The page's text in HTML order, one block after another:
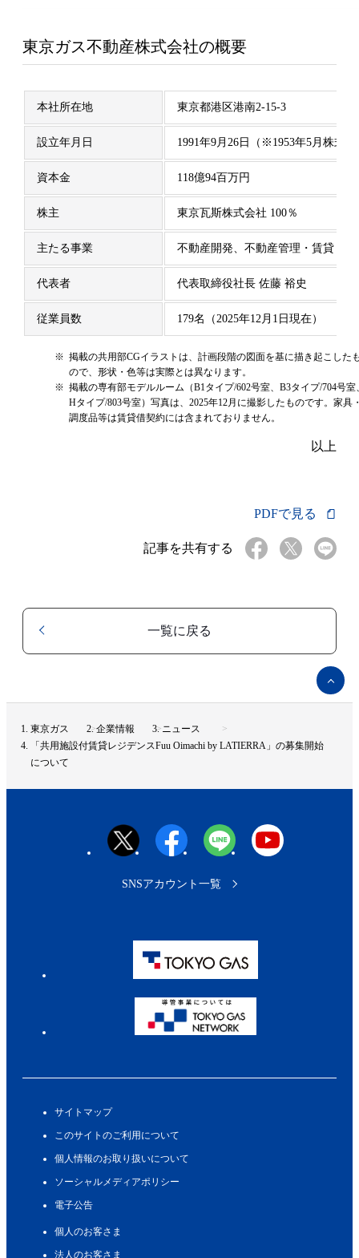
東京ガス不動産株式会社の概要
本社所在地 東京都港区港南2-15-3
設立年月日 1991年9月26日（※1953年5月株式
資本金 118億94百万円
株主 東京瓦斯株式会社 100％
主たる事業 不動産開発、不動産管理・賃貸・仲
代表者 代表取締役社長 佐藤 裕史
従業員数 179名（2025年12月1日現在）
※ 掲載の共用部CGイラストは、計画段階の図面を基に描き起こした
ので、形状・色等は実際とは異なります。
※ 掲載の専有部モデルルーム（B1タイプ/602号室、B3タイプ/704号室
Hタイプ/803号室）写真は、2025年12月に撮影したものです。家具
調度品等は賃貸借契約には含まれておりません。
以上
PDFで見る
記事を共有する
一覧に戻る
ペ
ー
ジ
ッ
東京ガス 企業情報
ニュース
「共用施設付賃貸レジデンスFuu Oimachi by LATIERRA」の募集開始
について
サイトマップ
このサイトのご利用について
個人情報のお取り扱いについて
ソーシャルメディアポリシー
電子公告
個人のお客さま
法人のお客さま
SNSアカウント一覧